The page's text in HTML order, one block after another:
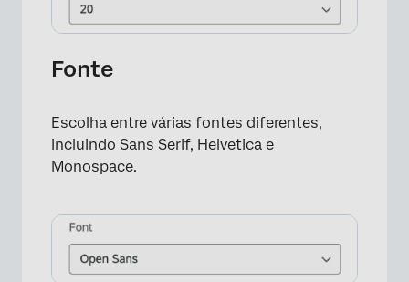
Fonte
Escolha entre várias fontes diferentes,
incluindo Sans Serif, Helvetica e
Monospace.